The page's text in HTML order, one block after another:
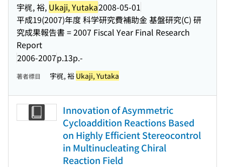
宇梶, 裕, Ukaji, Yutaka2008-05-01
平成19(2007)年度 科学研究費補助金 基盤研究(C) 研
究成果報告書 = 2007 Fiscal Year Final Research
Report
2006-2007p.13p.-
著者標目 宇梶, 裕 Ukaji, Yutaka
Innovation of Asymmetric
Cycloaddition Reactions Based
on Highly Efficient Stereocontrol
in Multinucleating Chiral
Reaction Field